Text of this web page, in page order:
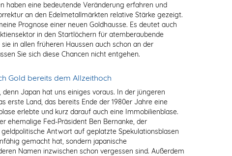
haben eine bedeutende Veränderung erfahren und
an den Edelmetallmärkten relative Stärke gezeigt.
Prognose einer neuen Goldhausse. Es deutet auch
in den Startlöchern für atemberaubende
in allen früheren Haussen auch schon an der
Sie sich diese Chancen nicht entgehen.
Gold bereits dem Allzeithoch
denn Japan hat uns einiges voraus. In der jüngeren
erste Land, das bereits Ende der 1980er Jahre eine
erlebte und kurz darauf auch eine Immobilienblase.
ehemalige Fed-Präsident Ben Bernanke, der
geldpolitische Antwort auf geplatzte Spekulationsblasen
gemacht hat, sondern japanische
Namen inzwischen schon vergessen sind. Außerdem